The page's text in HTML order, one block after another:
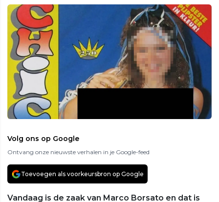
Volg ons op Google
Ontvang onze nieuwste verhalen in je Google-feed
Toevoegen als voorkeursbron op Google
Vandaag is de zaak van Marco Borsato en dat is